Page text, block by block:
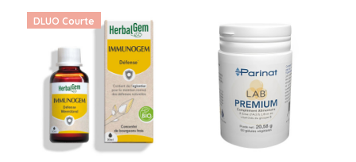
DLUO Courte